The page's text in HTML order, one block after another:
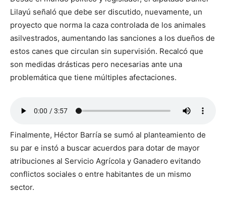
Lilayú señaló que debe ser discutido, nuevamente, un
proyecto que norma la caza controlada de los animales
asilvestrados, aumentando las sanciones a los dueños de
estos canes que circulan sin supervisión. Recalcó que
son medidas drásticas pero necesarias ante una
problemática que tiene múltiples afectaciones.
Finalmente, Héctor Barría se sumó al planteamiento de
su par e instó a buscar acuerdos para dotar de mayor
atribuciones al Servicio Agrícola y Ganadero evitando
conflictos sociales o entre habitantes de un mismo
sector.